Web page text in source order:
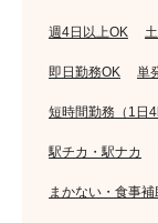
週4日以上OK
即日勤務OK 単
短時間勤務（1日
駅チカ・駅ナカ
まかない・食事補